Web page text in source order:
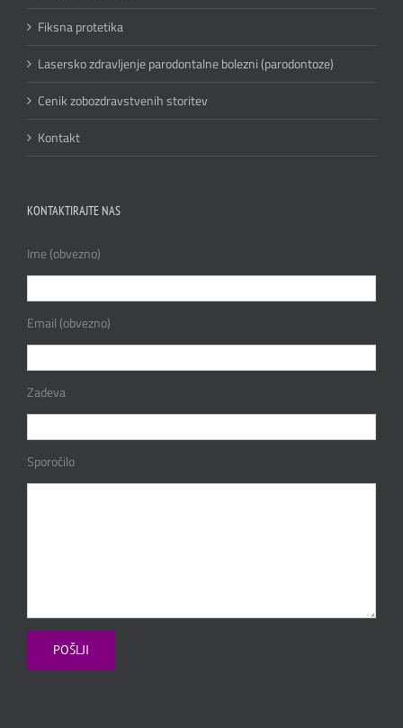
Fiksna protetika
Lasersko zdravljenje parodontalne bolezni (parodontoze)
Cenik zobozdravstvenih storitev
Kontakt
KONTAKTIRAJTE NAS
Ime (obvezno)
Email (obvezno)
Zadeva
Sporočilo